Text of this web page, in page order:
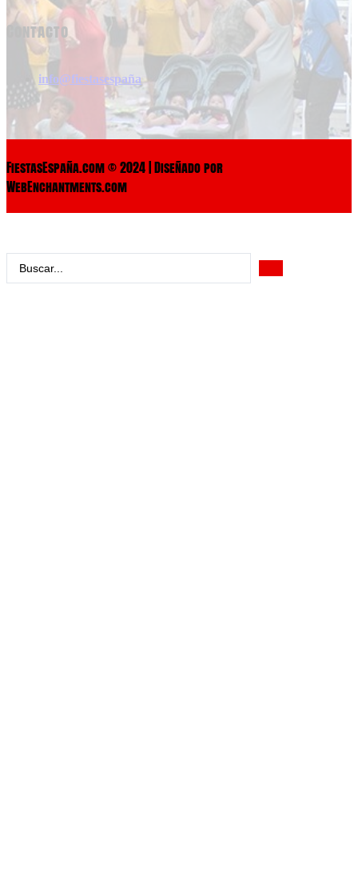
Contacto
info@fiestasespaña
FiestasEspaña.com © 2024 | Diseñado por
WebEnchantments.com